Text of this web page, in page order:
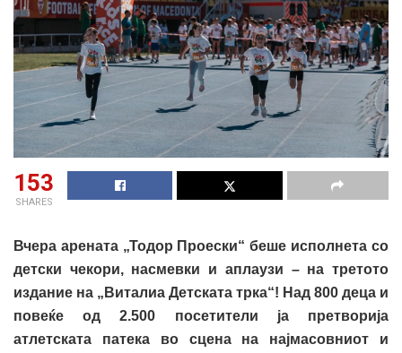
153
SHARES
Вчера арената „Тодор Проески“ беше исполнета со
детски чекори, насмевки и аплаузи – на третото
издание на „Виталиа Детската трка“! Над 800 деца и
повеќе од 2.500 посетители ја претворија
атлетската патека во сцена на најмасовниот и